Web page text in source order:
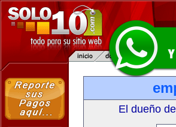
El dueño